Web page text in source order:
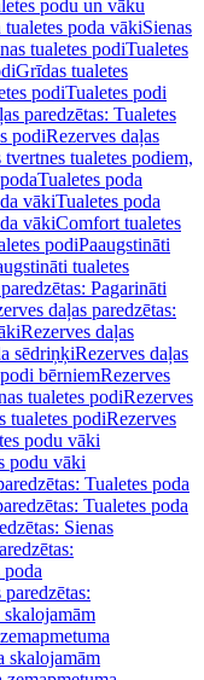
podu un vāku
poda vākiSienas
tualetes podiTualetes
Grīdas tualetes
podiTualetes podi
paredzētas: Tualetes
podiRezerves daļas
tualetes podiem,
Tualetes poda
vākiTualetes poda
vākiComfort tualetes
podiPaaugstināti
tualetes
Pagarināti
daļas paredzētas:
Rezerves daļas
sēdriņķiRezerves daļas
bērniemRezerves
tualetes podiRezerves
tualetes podiRezerves
podu vāki
podu vāki
Tualetes poda
Tualetes poda
Sienas
poda
skalojamām
skalojamām